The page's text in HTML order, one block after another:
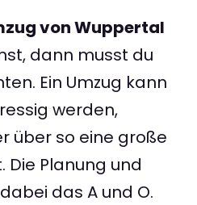
von Wuppertal
dann musst du
Ein Umzug kann
werden,
über so eine große
Planung und
das A und O.